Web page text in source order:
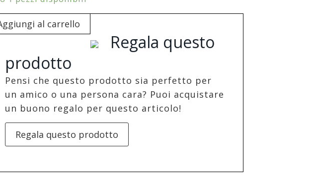
al carrello
Regala questo
prodotto
Pensi che questo prodotto sia perfetto per
un amico o una persona cara? Puoi acquistare
un buono regalo per questo articolo!
Regala questo prodotto